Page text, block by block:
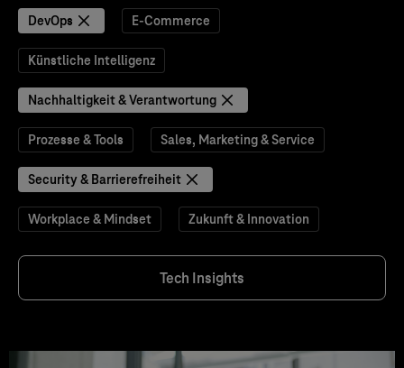
DevOps E-Commerce
Künstliche Intelligenz
Nachhaltigkeit & Verantwortung
Prozesse & Tools Sales, Marketing & Service
Security & Barrierefreiheit
Workplace & Mindset Zukunft & Innovation
Tech Insights